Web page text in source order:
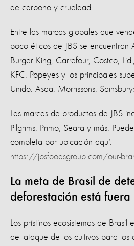
de carbono y crueldad.
Entre las marcas globales que
poco éticos de JBS se encuentran
Burger King, Carrefour, Costco,
KFC, Popeyes y los principales
Unido: Asda, Morrissons,
Las marcas de productos de JBS
Pilgrims, Primo, Seara y más.
completa por ubicación aquí:
https://jbsfoodsgroup.com/our-
La meta de Brasil de
deforestación está fuera
Los prístinos ecosistemas de
del ataque de los cultivos para los